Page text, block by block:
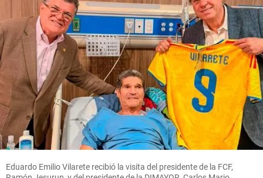
Restrepo en el
evento
share
más
aumenta
el costo
de vida
share
de 2026
share
Fútbol
La FIFA
intenta
superar
Eduardo Emilio Vilarete recibió la visita del presidente de la FCF,